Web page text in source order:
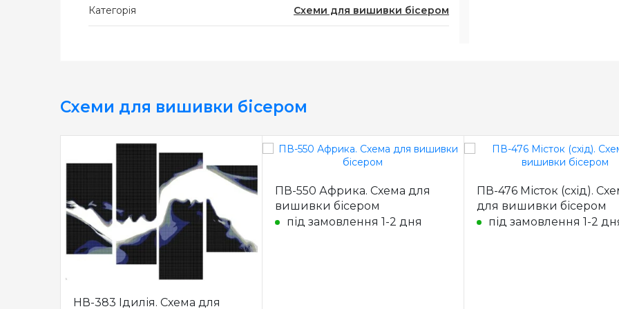
Категорія Схеми для вишивки бісером
Схеми для вишивки бісером
НВ-383 Ідилія. Схема для
ПВ-550 Африка. Схема для
вишивки бісером
під замовлення 1-2 дня
ПВ-476 Місток (схід).
для вишивки бісером
під замовлення 1-2